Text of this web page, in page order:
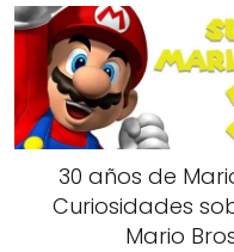
30 años de
Curiosidades
Mario